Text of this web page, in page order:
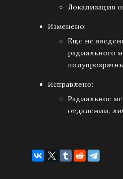
Локализация
Изменено:
Еще не
радиального
Исправлено:
Радиальное
отдалении,